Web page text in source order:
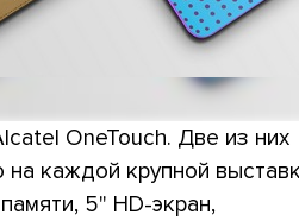
OneTouch. Две из них
каждой крупной
5" HD-экран,